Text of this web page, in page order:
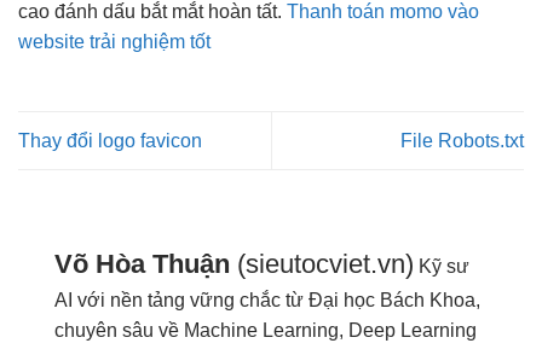
cao đánh dấu bắt mắthoàn tất. Thanh toán momo vào
website trải nghiệm tốt
Thay đổi logo favicon File Robots.txt
Võ Hòa Thuận (sieutocviet.vn) Kỹ sư
AI với nền tảng vững chắc từ Đại học Bách Khoa,
chuyên sâu về Machine Learning, Deep Learning